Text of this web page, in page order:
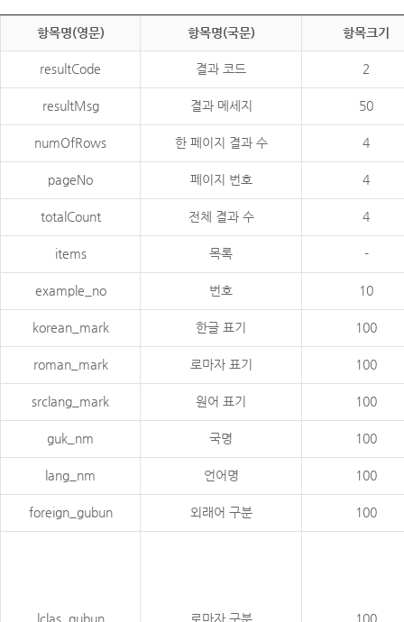
항목명(영문) 항목명(국문) 항목크기
resultCode 결과 코드 2
resultMsg 결과 메세지 50
numOfRows 한 페이지 결과 수 4
pageNo 페이지 번호 4
totalCount 전체 결과 수 4
items 목록 -
example_no 번호 10
korean_mark 한글 표기 100
roman_mark 로마자 표기 100
srclang_mark 원어 표기 100
guk_nm 국명 100
lang_nm 언어명 100
foreign_gubun 외래어 구분 100
lclas_gubun 로마자 구분 100